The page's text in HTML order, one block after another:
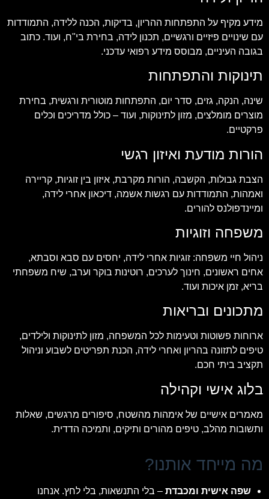
מידע מקיף על התפתחות ההריון, בדיקות, הכנה ללידה, התמודדות
עם שינויים פיזיים ורגשיים, תכנון לידה, בחירת בי"ח, ועוד. כתוב
בגובה העיניים, מבוסס מידע רפואי עדכני.
תינוקות והתפתחות
שינה, הנקה, גזים, סדר יום, התפתחות מוטורית ורגשית, בחירת
מוצרים מומלצים, מזון לתינוקות, ועוד – כולל מדריכים וכלים
פרקטיים.
הורות מודעת ואיזון רגשי
הצבת גבולות, הקשבה, הורות מקרבת, איזון בין זוגיות, קריירה
ואמהות, התמודדות עם רגשות אשמה, דיכאון אחרי לידה,
ומיינדפולנס להורים.
משפחה וזוגיות
ניהול חיי משפחה: זוגיות אחרי לידה, יחסים עם סבא וסבתא,
אחים ראשונים, חינוך לערכים, רוטינות בוקר וערב, שיח משפחתי
בריא, זמן איכות ועוד.
מתכונים ובריאות
ארוחות פשוטות וטעימות לכל המשפחה, מזון לתינוקות ולילדים,
טיפים לתזונה בהריון ואחרי לידה, הכנת תפריטים לשבוע וניהול
תקציב ביתי חכם.
בלוג אישי וקהילה
מאמרים אישיים של אימהות מהשטח, סיפורים מרגשים, שאלות
ותשובות מהלב, טיפים מהורים ותיקים, ותמיכה הדדית.
מה מייחד אותנו?
שפה אישית ומכבדת – בלי התנשאות, בלי לחץ. אנחנו